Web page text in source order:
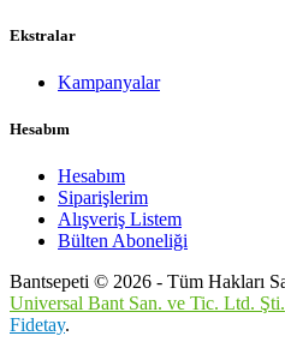
Ekstralar
Kampanyalar
Hesabım
Hesabım
Siparişlerim
Alışveriş Listem
Bülten Aboneliği
Bantsepeti © 2026 - Tüm Hakları
Universal Bant San. ve Tic. Ltd. Şti.
Fidetay.